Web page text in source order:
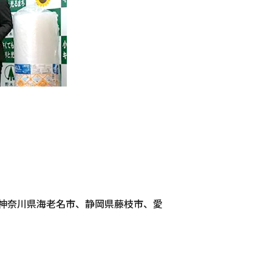
奈川県海老名市、静岡県藤枝市、愛